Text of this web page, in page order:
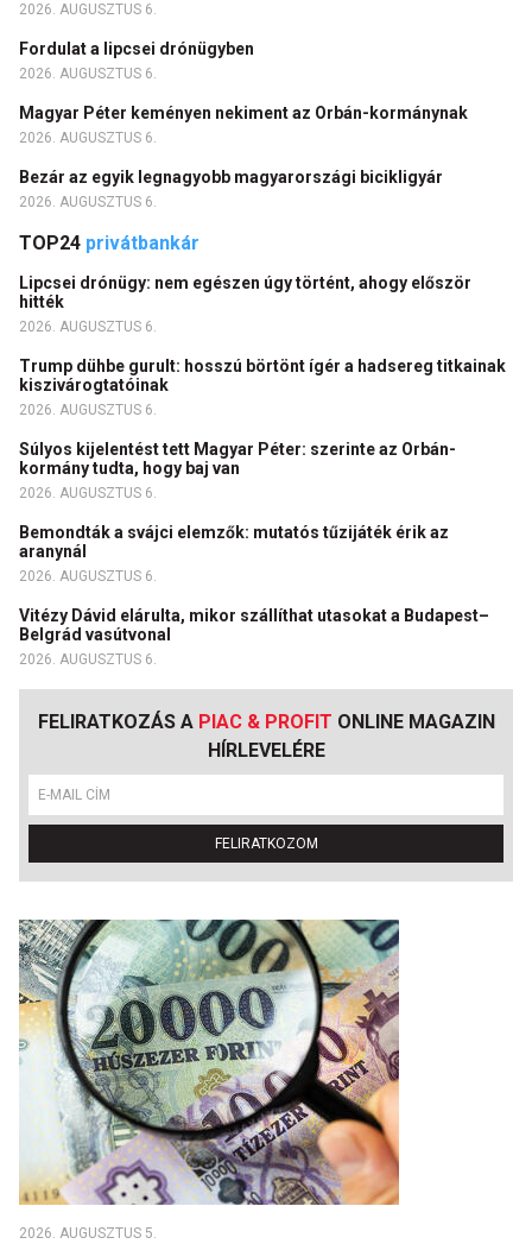
2026. AUGUSZTUS 6.
Fordulat a lipcsei drónügyben
2026. AUGUSZTUS 6.
Magyar Péter keményen nekiment az Orbán-kormánynak
2026. AUGUSZTUS 6.
Bezár az egyik legnagyobb magyarországi bicikligyár
2026. AUGUSZTUS 6.
TOP24 privátbankár
Lipcsei drónügy: nem egészen úgy történt, ahogy először
hitték
2026. AUGUSZTUS 6.
Trump dühbe gurult: hosszú börtönt ígér a hadsereg titkainak
kiszivárogtatóinak
2026. AUGUSZTUS 6.
Súlyos kijelentést tett Magyar Péter: szerinte az Orbán-
kormány tudta, hogy baj van
2026. AUGUSZTUS 6.
Bemondták a svájci elemzők: mutatós tűzijáték érik az
aranynál
2026. AUGUSZTUS 6.
Vitézy Dávid elárulta, mikor szállíthat utasokat a Budapest–
Belgrád vasútvonal
2026. AUGUSZTUS 6.
FELIRATKOZÁS A PIAC & PROFIT ONLINE MAGAZIN
HÍRLEVELÉRE
FELIRATKOZOM
2026. AUGUSZTUS 5.